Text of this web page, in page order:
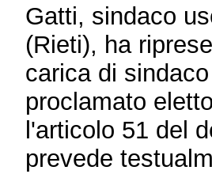
Gatti, sindaco
(Rieti), ha
carica di
proclamato
l'articolo 51 del
prevede